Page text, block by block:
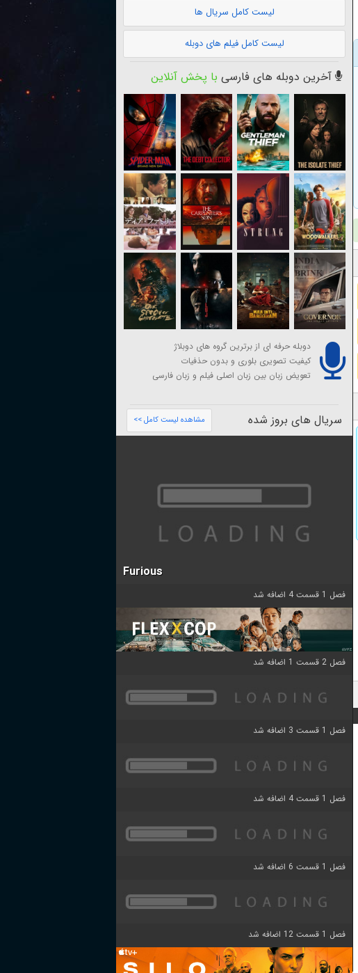
لیست کامل سریال ها
لیست کامل فیلم های دوبله
آخرین دوبله های فارسی با پخش آنلاین
دوبله حرفه ای از برترین گروه های دوبلاژ
کیفیت تصویری بلوری و بدون حذفیات
تعویض زبان بین زبان اصلی فیلم و زبان فارسی
سریال های بروز شده مشاهده لیست کامل >>
Furious
فصل 1 قسمت 4 اضافه شد
فصل 2 قسمت 1 اضافه شد
فصل 1 قسمت 3 اضافه شد
فصل 1 قسمت 4 اضافه شد
فصل 1 قسمت 6 اضافه شد
فصل 1 قسمت 12 اضافه شد